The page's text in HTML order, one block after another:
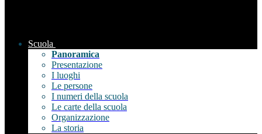
Scuola
Panoramica
Presentazione
I luoghi
Le persone
I numeri della scuola
Le carte della scuola
Organizzazione
La storia